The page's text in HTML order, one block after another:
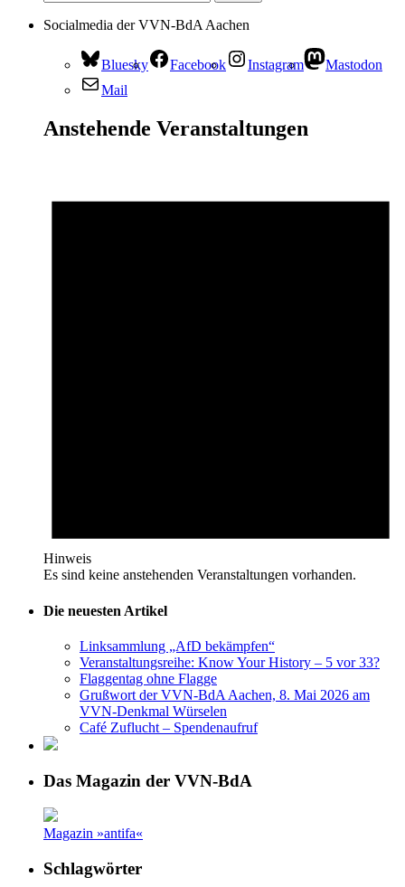
Socialmedia der VVN-BdA Aachen
Bluesky Facebook Instagram
Mastodon
Mail
Anstehende Veranstaltungen
Hinweis
Es sind keine anstehenden Veranstaltungen vorhanden.
Die neuesten Artikel
Linksammlung „AfD bekämpfen“
Veranstaltungsreihe: Know Your History – 5 vor 33?
Flaggentag ohne Flagge
Grußwort der VVN-BdA Aachen, 8. Mai 2026 am
VVN-Denkmal Würselen
Café Zuflucht – Spendenaufruf
Das Magazin der VVN-BdA
Magazin »antifa«
Schlagwörter